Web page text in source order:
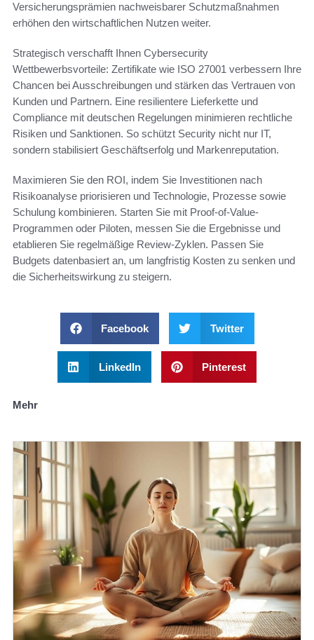
Versicherungsprämien nachweisbarer Schutzmaßnahmen
erhöhen den wirtschaftlichen Nutzen weiter.
Strategisch verschafft Ihnen Cybersecurity
Wettbewerbsvorteile: Zertifikate wie ISO 27001 verbessern Ihre
Chancen bei Ausschreibungen und stärken das Vertrauen von
Kunden und Partnern. Eine resilientere Lieferkette und
Compliance mit deutschen Regelungen minimieren rechtliche
Risiken und Sanktionen. So schützt Security nicht nur IT,
sondern stabilisiert Geschäftserfolg und Markenreputation.
Maximieren Sie den ROI, indem Sie Investitionen nach
Risikoanalyse priorisieren und Technologie, Prozesse sowie
Schulung kombinieren. Starten Sie mit Proof-of-Value-
Programmen oder Piloten, messen Sie die Ergebnisse und
etablieren Sie regelmäßige Review-Zyklen. Passen Sie
Budgets datenbasiert an, um langfristig Kosten zu senken und
die Sicherheitswirkung zu steigern.
Facebook Twitter
LinkedIn Pinterest
Mehr